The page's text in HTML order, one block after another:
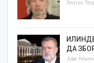
ДА
Јове